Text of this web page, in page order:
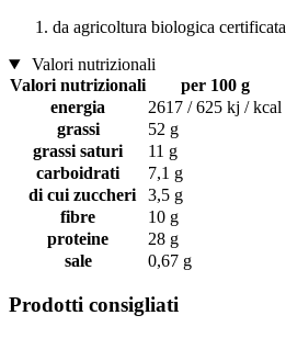
da agricoltura biologica certificata
Valori nutrizionali
Valori nutrizionali
per 100 g
energia
2617 / 625 kj / kcal
grassi
52 g
grassi saturi
11 g
carboidrati
7,1 g
di cui zuccheri
3,5 g
fibre
10 g
proteine
28 g
sale
0,67 g
Prodotti consigliati